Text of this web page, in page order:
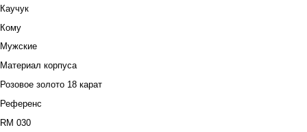
Каучук
Кому
Мужские
Материал корпуса
Розовое золото 18 карат
Референс
RM 030